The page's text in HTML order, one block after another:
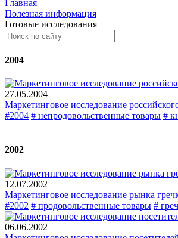
Главная
Полезная информация
Готовые исследования
2004
27.05.2004
Маркетинговое исследование
#2004 # непродовольственные товары #
2002
12.07.2002
Маркетинговое исследование рынка
#2002 # продовольственные товары #
06.06.2002